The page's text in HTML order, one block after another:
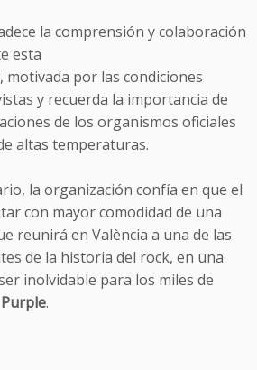
la comprensión y colaboración
esta
motivada por las condiciones
y recuerda la importancia de
de los organismos oficiales
altas temperaturas.
la organización confía en que el
con mayor comodidad de una
reunirá en València a una de las
de la historia del rock, en una
inolvidable para los miles de
.